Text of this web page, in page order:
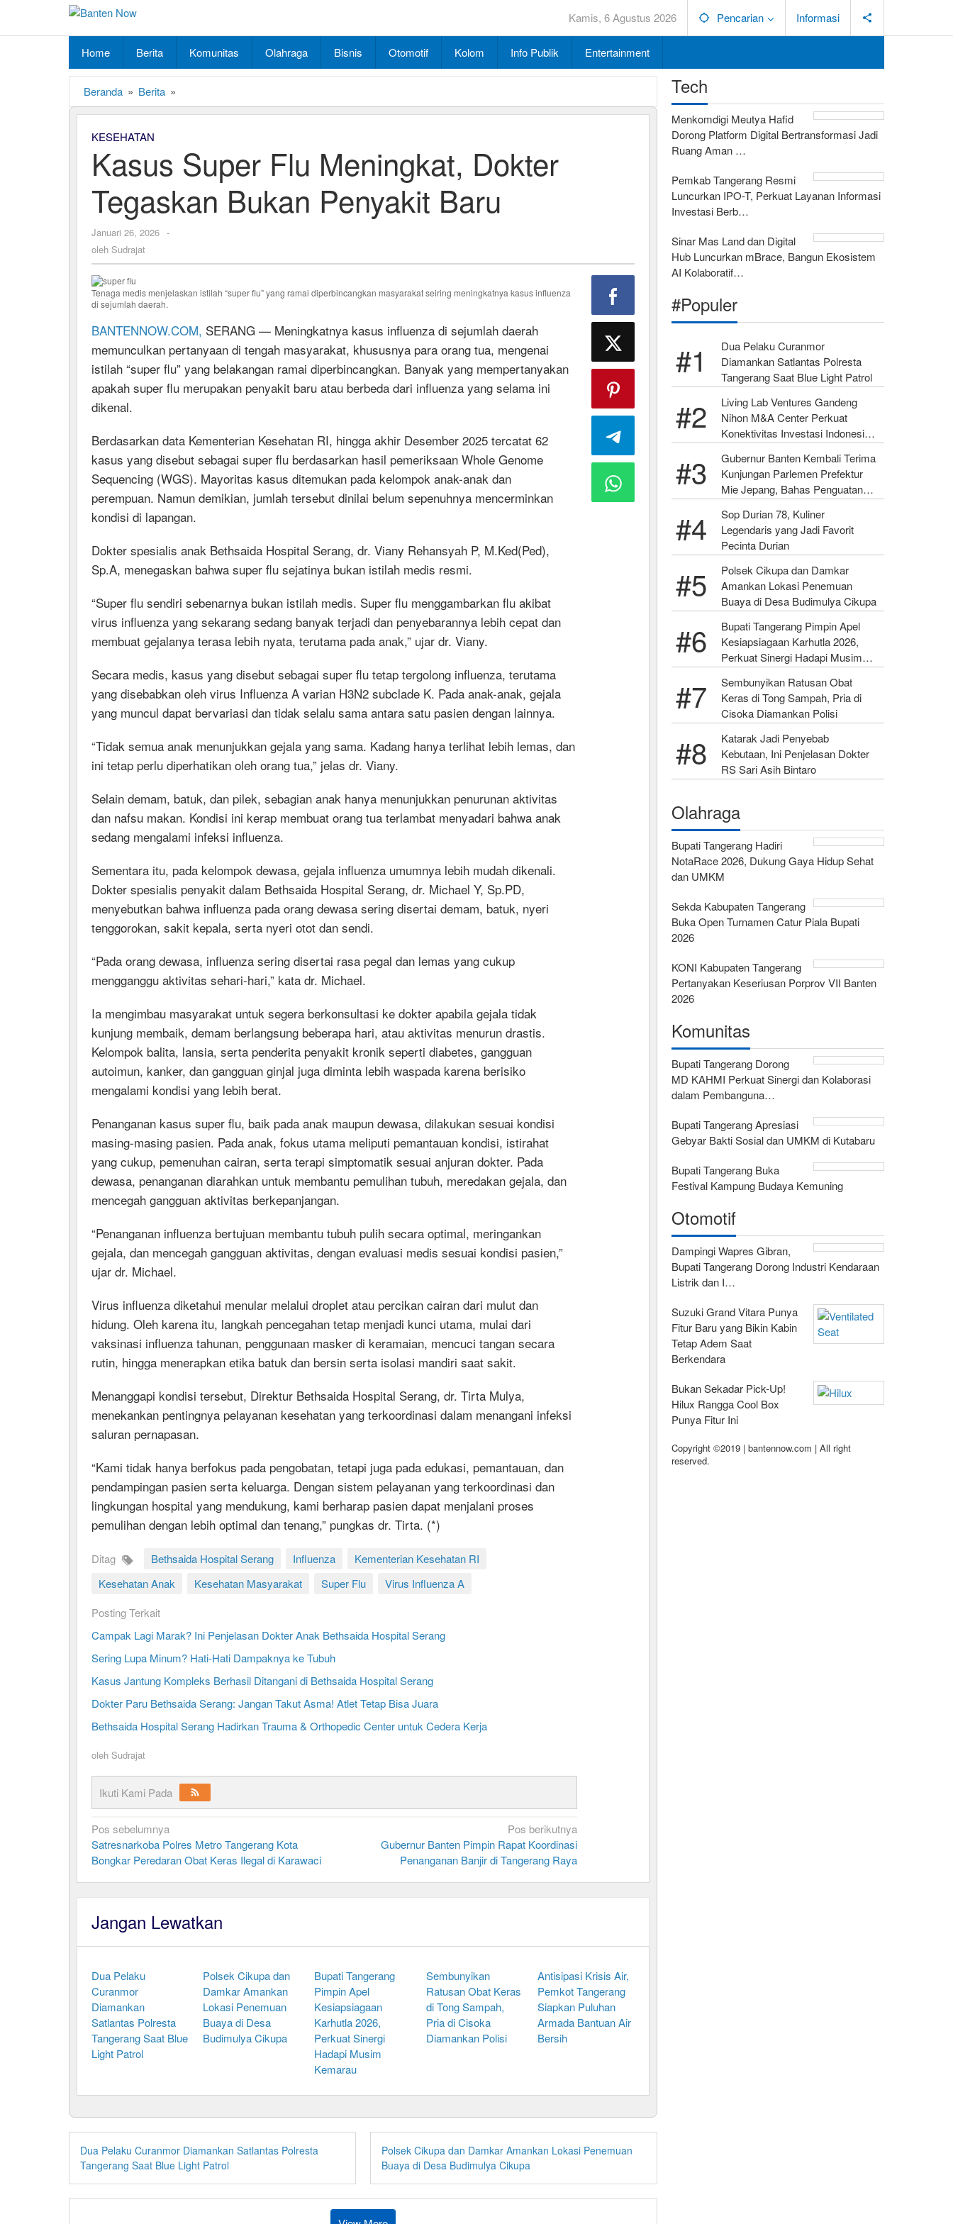
konten
Kamis, 6 Agustus 2026 Pencarian Informasi
Home Berita Komunitas Olahraga Bisnis Otomotif Kolom Info Publik Entertainment
Beranda » Berita »
Super
Dokter
Tegaskan
Penyakit
Baru
KESEHATAN
Kasus Super Flu Meningkat, Dokter
Tegaskan Bukan Penyakit Baru
Januari 26, 2026 oleh
-
oleh Sudrajat
Tenaga medis menjelaskan istilah “super flu” yang ramai diperbincangkan masyarakat seiring meningkatnya kasus influenza
di sejumlah daerah.
BANTENNOW.COM, SERANG — Meningkatnya kasus influenza di sejumlah daerah
memunculkan pertanyaan di tengah masyarakat, khususnya para orang tua, mengenai
istilah “super flu” yang belakangan ramai diperbincangkan. Banyak yang mempertanyakan
apakah super flu merupakan penyakit baru atau berbeda dari influenza yang selama ini
dikenal.
Berdasarkan data Kementerian Kesehatan RI, hingga akhir Desember 2025 tercatat 62
kasus yang disebut sebagai super flu berdasarkan hasil pemeriksaan Whole Genome
Sequencing (WGS). Mayoritas kasus ditemukan pada kelompok anak-anak dan
perempuan. Namun demikian, jumlah tersebut dinilai belum sepenuhnya mencerminkan
kondisi di lapangan.
Dokter spesialis anak Bethsaida Hospital Serang, dr. Viany Rehansyah P, M.Ked(Ped),
Sp.A, menegaskan bahwa super flu sejatinya bukan istilah medis resmi.
“Super flu sendiri sebenarnya bukan istilah medis. Super flu menggambarkan flu akibat
virus influenza yang sekarang sedang banyak terjadi dan penyebarannya lebih cepat dan
membuat gejalanya terasa lebih nyata, terutama pada anak,” ujar dr. Viany.
Secara medis, kasus yang disebut sebagai super flu tetap tergolong influenza, terutama
yang disebabkan oleh virus Influenza A varian H3N2 subclade K. Pada anak-anak, gejala
yang muncul dapat bervariasi dan tidak selalu sama antara satu pasien dengan lainnya.
“Tidak semua anak menunjukkan gejala yang sama. Kadang hanya terlihat lebih lemas, dan
ini tetap perlu diperhatikan oleh orang tua,” jelas dr. Viany.
Selain demam, batuk, dan pilek, sebagian anak hanya menunjukkan penurunan aktivitas
dan nafsu makan. Kondisi ini kerap membuat orang tua terlambat menyadari bahwa anak
sedang mengalami infeksi influenza.
Sementara itu, pada kelompok dewasa, gejala influenza umumnya lebih mudah dikenali.
Dokter spesialis penyakit dalam Bethsaida Hospital Serang, dr. Michael Y, Sp.PD,
menyebutkan bahwa influenza pada orang dewasa sering disertai demam, batuk, nyeri
tenggorokan, sakit kepala, serta nyeri otot dan sendi.
“Pada orang dewasa, influenza sering disertai rasa pegal dan lemas yang cukup
mengganggu aktivitas sehari-hari,” kata dr. Michael.
Ia mengimbau masyarakat untuk segera berkonsultasi ke dokter apabila gejala tidak
kunjung membaik, demam berlangsung beberapa hari, atau aktivitas menurun drastis.
Kelompok balita, lansia, serta penderita penyakit kronik seperti diabetes, gangguan
autoimun, kanker, dan gangguan ginjal juga diminta lebih waspada karena berisiko
mengalami kondisi yang lebih berat.
Penanganan kasus super flu, baik pada anak maupun dewasa, dilakukan sesuai kondisi
masing-masing pasien. Pada anak, fokus utama meliputi pemantauan kondisi, istirahat
yang cukup, pemenuhan cairan, serta terapi simptomatik sesuai anjuran dokter. Pada
dewasa, penanganan diarahkan untuk membantu pemulihan tubuh, meredakan gejala, dan
mencegah gangguan aktivitas berkepanjangan.
“Penanganan influenza bertujuan membantu tubuh pulih secara optimal, meringankan
gejala, dan mencegah gangguan aktivitas, dengan evaluasi medis sesuai kondisi pasien,”
ujar dr. Michael.
Virus influenza diketahui menular melalui droplet atau percikan cairan dari mulut dan
hidung. Oleh karena itu, langkah pencegahan tetap menjadi kunci utama, mulai dari
vaksinasi influenza tahunan, penggunaan masker di keramaian, mencuci tangan secara
rutin, hingga menerapkan etika batuk dan bersin serta isolasi mandiri saat sakit.
Menanggapi kondisi tersebut, Direktur Bethsaida Hospital Serang, dr. Tirta Mulya,
menekankan pentingnya pelayanan kesehatan yang terkoordinasi dalam menangani infeksi
saluran pernapasan.
“Kami tidak hanya berfokus pada pengobatan, tetapi juga pada edukasi, pemantauan, dan
pendampingan pasien serta keluarga. Dengan sistem pelayanan yang terkoordinasi dan
lingkungan hospital yang mendukung, kami berharap pasien dapat menjalani proses
pemulihan dengan lebih optimal dan tenang,” pungkas dr. Tirta. (*)
Ditag Bethsaida Hospital Serang Influenza
Kementerian Kesehatan RI
Kesehatan Anak
Kesehatan Masyarakat Super Flu
Virus Influenza A
Posting Terkait
Campak Lagi Marak? Ini Penjelasan Dokter Anak Bethsaida Hospital Serang
Sering Lupa Minum? Hati-Hati Dampaknya ke Tubuh
Kasus Jantung Kompleks Berhasil Ditangani di Bethsaida Hospital Serang
Dokter Paru Bethsaida Serang: Jangan Takut Asma! Atlet Tetap Bisa Juara
Bethsaida Hospital Serang Hadirkan Trauma & Orthopedic Center untuk Cedera Kerja
oleh Sudrajat
Ikuti Kami Pada
Navigasi
pos
Pos sebelumnya
Satresnarkoba Polres Metro Tangerang Kota
Bongkar Peredaran Obat Keras Ilegal di Karawaci
Pos berikutnya
Gubernur Banten Pimpin Rapat Koordinasi
Penanganan Banjir di Tangerang Raya
Jangan Lewatkan
Dua Pelaku
Curanmor
Diamankan
Satlantas Polresta
Tangerang Saat Blue
Light Patrol
Polsek Cikupa dan
Damkar Amankan
Lokasi Penemuan
Buaya di Desa
Budimulya Cikupa
Bupati Tangerang
Pimpin Apel
Kesiapsiagaan
Karhutla 2026,
Perkuat Sinergi
Hadapi Musim
Kemarau
Sembunyikan
Ratusan Obat Keras
di Tong Sampah,
Pria di Cisoka
Diamankan Polisi
Antisipasi Krisis Air,
Pemkot Tangerang
Siapkan Puluhan
Armada Bantuan Air
Bersih
Dua Pelaku Curanmor Diamankan Satlantas Polresta
Tangerang Saat Blue Light Patrol
Polsek Cikupa dan Damkar Amankan Lokasi Penemuan
Buaya di Desa Budimulya Cikupa
Tech
Menkomdigi Meutya Hafid
Dorong Platform Digital Bertransformasi Jadi
Ruang Aman …
Pemkab Tangerang Resmi
Luncurkan IPO-T, Perkuat Layanan Informasi
Investasi Berb…
Sinar Mas Land dan Digital
Hub Luncurkan mBrace, Bangun Ekosistem
AI Kolaboratif…
#Populer
Dua Pelaku Curanmor
Diamankan Satlantas Polresta
Tangerang Saat Blue Light Patrol
Living Lab Ventures Gandeng
Nihon M&A Center Perkuat
Konektivitas Investasi Indonesia–
Gubernur Banten Kembali Terima
Kunjungan Parlemen Prefektur
Mie Jepang, Bahas Penguatan
Sop Durian 78, Kuliner
Legendaris yang Jadi Favorit
Pecinta Durian
Polsek Cikupa dan Damkar
Amankan Lokasi Penemuan
Buaya di Desa Budimulya Cikupa
Bupati Tangerang Pimpin Apel
Kesiapsiagaan Karhutla 2026,
Perkuat Sinergi Hadapi Musim
Sembunyikan Ratusan Obat
Keras di Tong Sampah, Pria di
Cisoka Diamankan Polisi
Katarak Jadi Penyebab
Kebutaan, Ini Penjelasan Dokter
RS Sari Asih Bintaro
Olahraga
Bupati Tangerang Hadiri
NotaRace 2026, Dukung Gaya Hidup Sehat
dan UMKM
Sekda Kabupaten Tangerang
Buka Open Turnamen Catur Piala Bupati
2026
KONI Kabupaten Tangerang
Pertanyakan Keseriusan Porprov VII Banten
2026
Komunitas
Bupati Tangerang Dorong
MD KAHMI Perkuat Sinergi dan Kolaborasi
dalam Pembanguna…
Bupati Tangerang Apresiasi
Gebyar Bakti Sosial dan UMKM di Kutabaru
Bupati Tangerang Buka
Festival Kampung Budaya Kemuning
Otomotif
Dampingi Wapres Gibran,
Bupati Tangerang Dorong Industri Kendaraan
Listrik dan I…
Suzuki Grand Vitara Punya
Fitur Baru yang Bikin Kabin
Tetap Adem Saat
Berkendara
Bukan Sekadar Pick-Up!
Hilux Rangga Cool Box
Punya Fitur Ini
Copyright ©2019 | bantennow.com | All right
reserved.